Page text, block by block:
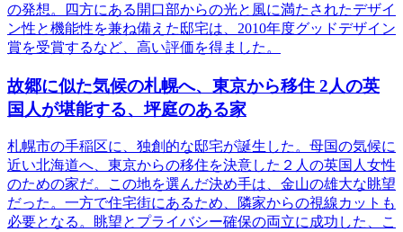
の発想。四方にある開口部からの光と風に満たされたデザイ
ン性と機能性を兼ね備えた邸宅は、2010年度グッドデザイン
賞を受賞するなど、高い評価を得ました。
故郷に似た気候の札幌へ、東京から移住 2人の英
国人が堪能する、坪庭のある家
札幌市の手稲区に、独創的な邸宅が誕生した。母国の気候に
近い北海道へ、東京からの移住を決意した２人の英国人女性
のための家だ。この地を選んだ決め手は、金山の雄大な眺望
だった。一方で住宅街にあるため、隣家からの視線カットも
必要となる。眺望とプライバシー確保の両立に成功した、こ